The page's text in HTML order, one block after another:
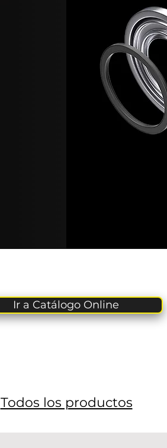
Ir a Catálogo Online
Todos los productos